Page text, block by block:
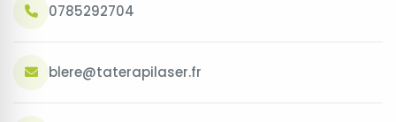
0785292704
blere@taterapilaser.fr